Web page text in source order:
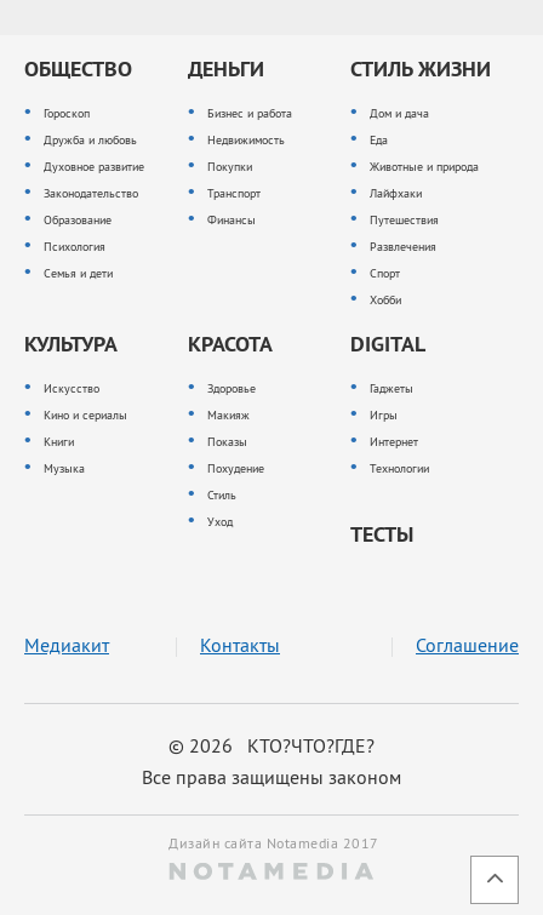
ОБЩЕСТВО
Гороскоп
Дружба и любовь
Духовное развитие
Законодательство
Образование
Психология
Семья и дети
ДЕНЬГИ
Бизнес и работа
Недвижимость
Покупки
Транспорт
Финансы
СТИЛЬ ЖИЗНИ
Дом и дача
Еда
Животные и природа
Лайфхаки
Путешествия
Развлечения
Спорт
Хобби
КУЛЬТУРА
Искусство
Кино и сериалы
Книги
Музыка
КРАСОТА
Здоровье
Макияж
Показы
Похудение
Стиль
Уход
DIGITAL
Гаджеты
Игры
Интернет
Технологии
ТЕСТЫ
© 2026 КТО?ЧТО?ГДЕ?
Все права защищены законом
Медиакит Контакты Соглашение
Дизайн сайта Notamedia 2017